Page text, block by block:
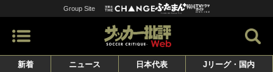
Group Site
新着 ニュース 日本代表
Jリーグ・国内